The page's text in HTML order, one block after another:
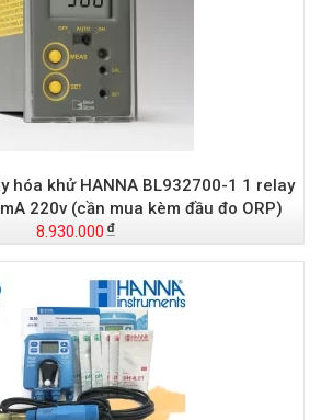
hóa khử HANNA BL932700-1 1 relay
220v (cần mua kèm đầu đo ORP)
8.930.000